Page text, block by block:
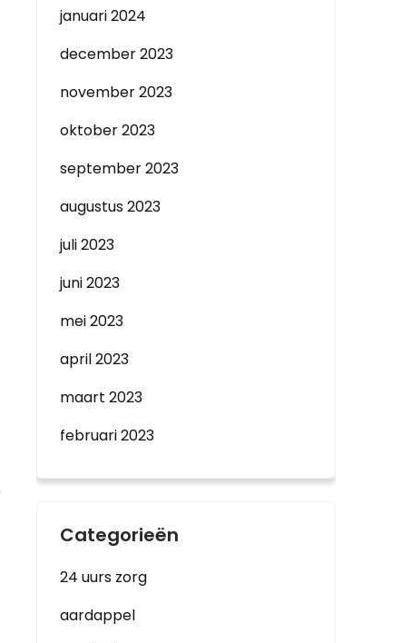
januari 2024
december 2023
november 2023
oktober 2023
september 2023
augustus 2023
juli 2023
juni 2023
mei 2023
april 2023
maart 2023
februari 2023
Categorieën
24 uurs zorg
aardappel